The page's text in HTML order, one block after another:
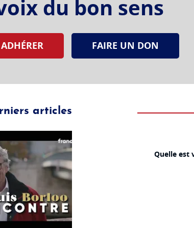
du bon sens
ADHÉRER FAIRE UN DON
articles
Quelle est